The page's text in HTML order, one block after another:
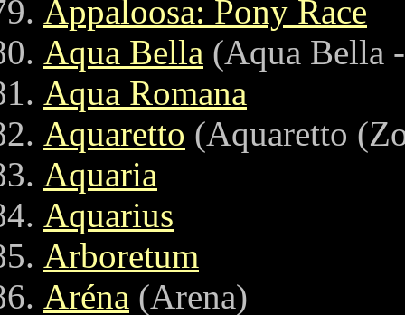
Appaloosa: Pony Race
Aqua Bella (Aqua Bella
Aqua Romana
Aquaretto (Aquaretto
Aquaria
Aquarius
Arboretum
Aréna (Arena)